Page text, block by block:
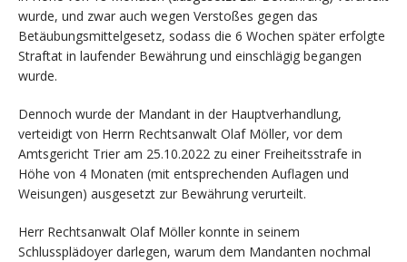
wurde, und zwar auch wegen Verstoßes gegen das
Betäubungsmittelgesetz, sodass die 6 Wochen später erfolgte
Straftat in laufender Bewährung und einschlägig begangen
wurde.
Dennoch wurde der Mandant in der Hauptverhandlung,
verteidigt von Herrn Rechtsanwalt Olaf Möller, vor dem
Amtsgericht Trier am 25.10.2022 zu einer Freiheitsstrafe in
Höhe von 4 Monaten (mit entsprechenden Auflagen und
Weisungen) ausgesetzt zur Bewährung verurteilt.
Herr Rechtsanwalt Olaf Möller konnte in seinem
Schlussplädoyer darlegen, warum dem Mandanten nochmal